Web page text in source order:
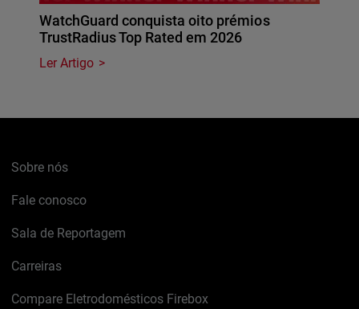
WatchGuard conquista oito prémios
TrustRadius Top Rated em 2026
Ler Artigo
Sobre nós
Fale conosco
Sala de Reportagem
Carreiras
Compare Eletrodomésticos Firebox